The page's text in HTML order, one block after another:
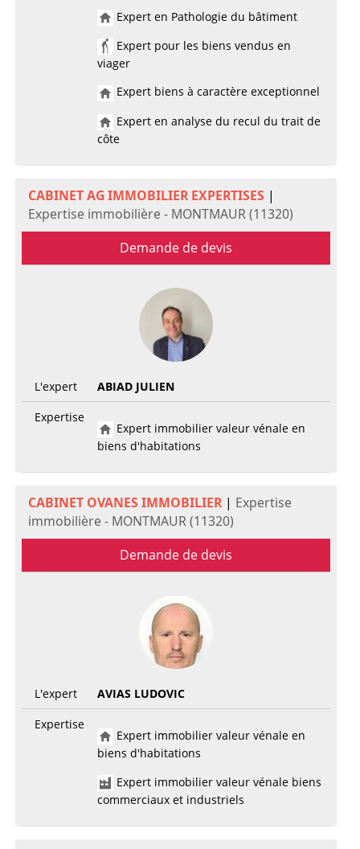
Expert en Pathologie du bâtiment
Expert pour les biens vendus en
viager
Expert biens à caractère exceptionnel
Expert en analyse du recul du trait de
côte
CABINET AG IMMOBILIER EXPERTISES |
Expertise immobilière - MONTMAUR (11320)
Demande de devis
L'expert
ABIAD JULIEN
Expertise
Expert immobilier valeur vénale en
biens d'habitations
CABINET OVANES IMMOBILIER| Expertise
immobilière - MONTMAUR (11320)
Demande de devis
L'expert
AVIAS LUDOVIC
Expertise
Expert immobilier valeur vénale en
biens d'habitations
Expert immobilier valeur vénale biens
commerciaux et industriels